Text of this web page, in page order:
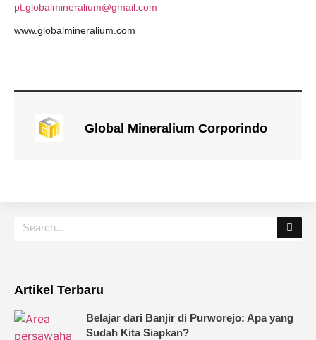
pt.globalmineralium@gmail.com
www.globalmineralium.com
Global Mineralium Corporindo
Artikel Terbaru
Belajar dari Banjir di Purworejo: Apa yang
Sudah Kita Siapkan?